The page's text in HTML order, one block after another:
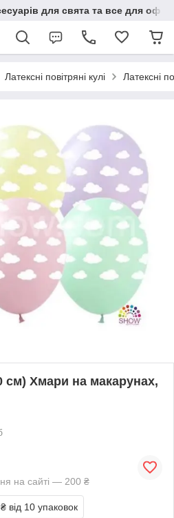
для свята та все для
Латексні повітряні кулі Латексні
см) Хмари на макарунах,
на сайті — 200 ₴
від 10 упаковок